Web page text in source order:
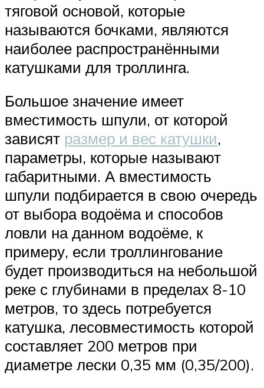
тяговой основой, которые
называются бочками, являются
наиболее распространёнными
катушками для троллинга.
Большое значение имеет
вместимость шпули, от которой
зависят размер и вес катушки,
параметры, которые называют
габаритными. А вместимость
шпули подбирается в свою очередь
от выбора водоёма и способов
ловли на данном водоёме, к
примеру, если троллингование
будет производиться на небольшой
реке с глубинами в пределах 8-10
метров, то здесь потребуется
катушка, лесовместимость которой
составляет 200 метров при
диаметре лески 0,35 мм (0,35/200).